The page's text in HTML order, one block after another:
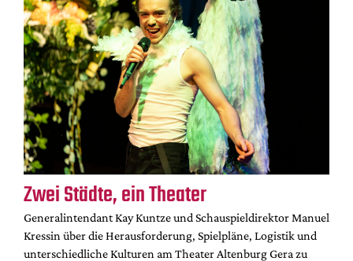
Zwei Städte, ein Theater
Generalintendant Kay Kuntze und Schauspieldirektor Manuel
Kressin über die Herausforderung, Spielpläne, Logistik und
unterschiedliche Kulturen am Theater Altenburg Gera zu